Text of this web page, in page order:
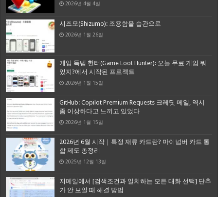
2026년 4월 4일
시즈모(Shizumo): 조용함을 습관으로
2026년 1월 26일
게임 득템 헌터(Game Loot Hunter): 오늘 무료 게임 뭐
있지?에서 시작된 프로젝트
2026년 1월 15일
GitHub: Copilot Premium Requests 크레딧 메일, 역시
좀 이상하다고 느끼고 있었다
2026년 1월 15일
2026년 6월 시작｜특정 재류 카드란? 마이넘버 카드 통
합 제도 총정리
2025년 12월 13일
지메일에서 [검색조건과 일치하는 모든 대화 선택] 단추
가 안 보일 때 해결 방법